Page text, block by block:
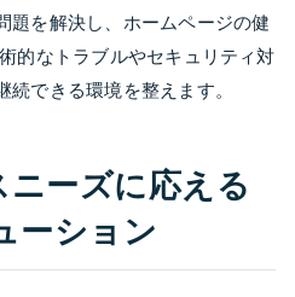
題を解決し、ホームページの健
的なトラブルやセキュリティ対
できる環境を整えます。
ーズに応える
ーション